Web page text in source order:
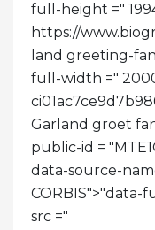
full-height ="
https://
land greeting-
full-width ="
Garland groet
public-id =
data-source-
CORBIS">"data-
src ="